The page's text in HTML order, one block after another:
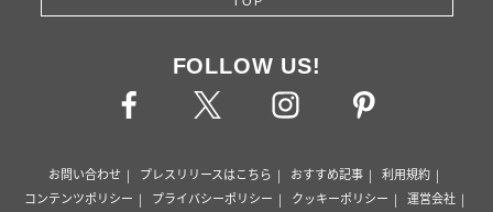
FOLLOW US!
お問い合わせ プレスリリースはこちら おすすめ記事
利用規約
コンテンツポリシー
プライバシーポリシー クッキーポリシー 運営会社